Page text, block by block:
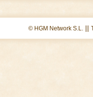
© HGM Network S.L. ||